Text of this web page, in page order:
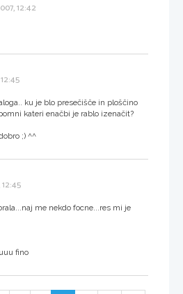
12:42
ku je blo presečišče in ploščino
kateri enačbi je rablo izenačit?
;) ^^
me nekdo focne...res mi je
fino